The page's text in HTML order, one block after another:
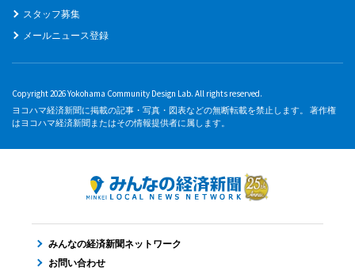
スタッフ募集
メールニュース登録
Copyright 2026 Yokohama Community Design Lab. All rights reserved.
ヨコハマ経済新聞に掲載の記事・写真・図表などの無断転載を禁止します。 著作権
はヨコハマ経済新聞またはその情報提供者に属します。
みんなの経済新聞ネットワーク
お問い合わせ